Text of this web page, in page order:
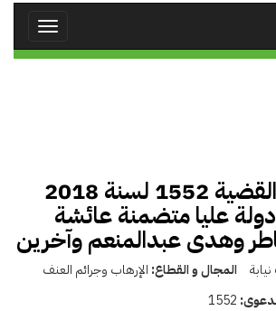
Toggle
قرار إحالة القضية 1552 لسنة 2018
عليا متضمنة عائشة
وهدى عبدالمنعم وآخرين
المجال و القطاع: الإرهاب وجرائم العنف
1552